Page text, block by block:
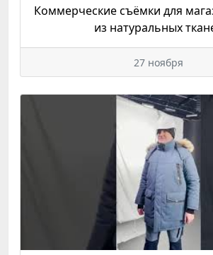
Коммерческие съёмки для
из натуральных
27 ноября